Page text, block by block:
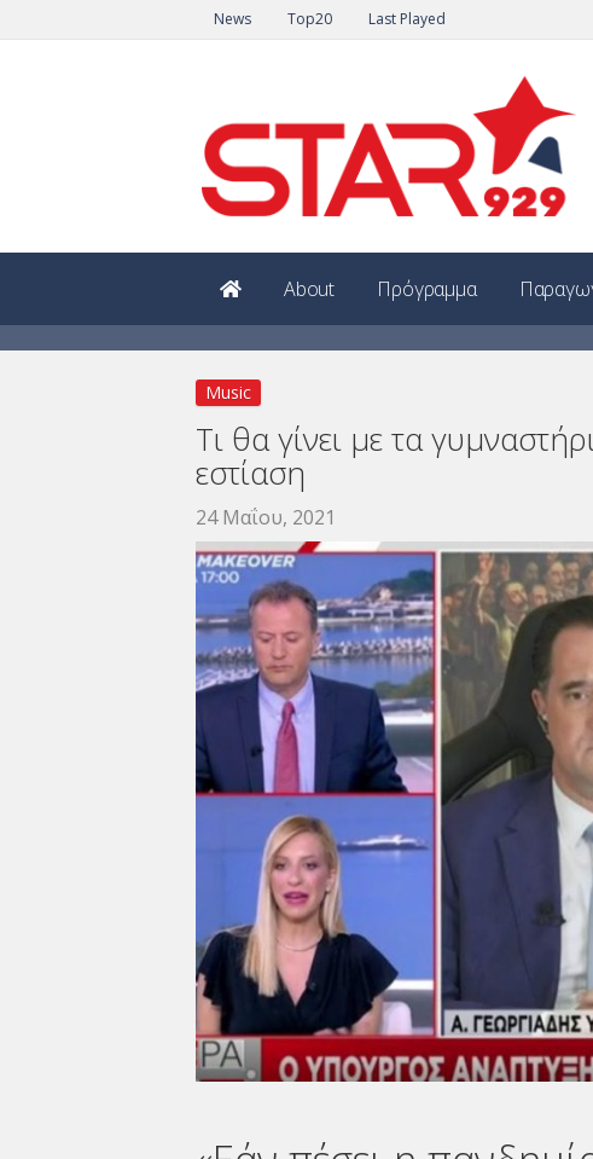
News Top20 Last Played
About Πρόγραμμα
Music
Τι θα γίνει με τα
εστίαση
24 Μαΐου, 2021